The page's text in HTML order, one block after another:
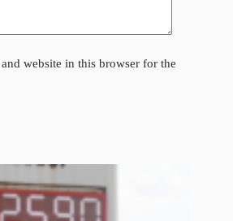
website in this browser for the